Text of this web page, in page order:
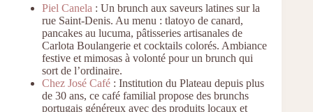
Piel Canela : Un brunch aux saveurs latines sur la
rue Saint-Denis. Au menu : tlatoyo de canard,
pancakes au lucuma, pâtisseries artisanales de
Carlota Boulangerie et cocktails colorés. Ambiance
festive et mimosas à volonté pour un brunch qui
sort de l’ordinaire.
Chez José Café : Institution du Plateau depuis plus
de 30 ans, ce café familial propose des brunchs
portugais généreux avec des produits locaux et